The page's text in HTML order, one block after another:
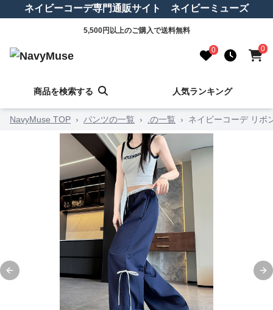
ネイビーコーデ専門通販サイト ネイビーミューズ
5,500円以上のご購入で送料無料
0 0
商品を検索する 人気ランキング
NavyMuse TOP › パンツの一覧 › .の一覧 › ネイビーコーデ リボ
Previous slide